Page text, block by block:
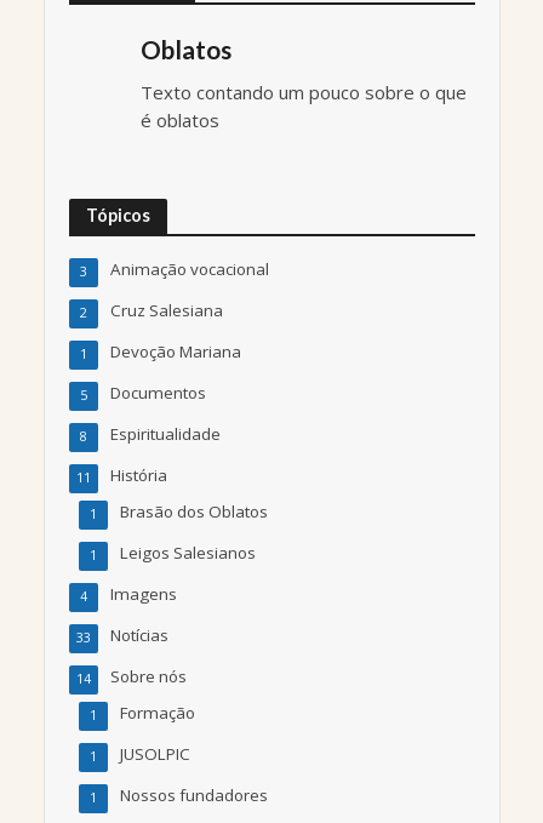
Oblatos
Texto contando um pouco sobre o que
é oblatos
Tópicos
Animação vocacional
3
Cruz Salesiana
2
Devoção Mariana
1
Documentos
5
Espiritualidade
8
História
11
Brasão dos Oblatos
1
Leigos Salesianos
1
Imagens
4
Notícias
33
Sobre nós
14
Formação
1
JUSOLPIC
1
Nossos fundadores
1